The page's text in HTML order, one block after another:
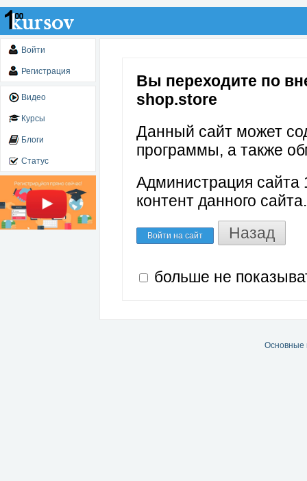
Войти
Регистрация
Видео
Курсы
Блоги
Статус
Вы переходите по
shop.store
Данный сайт может
программы, а также
Администрация сайта
контент данного сайта.
Войти на сайт Назад
больше не
Основные